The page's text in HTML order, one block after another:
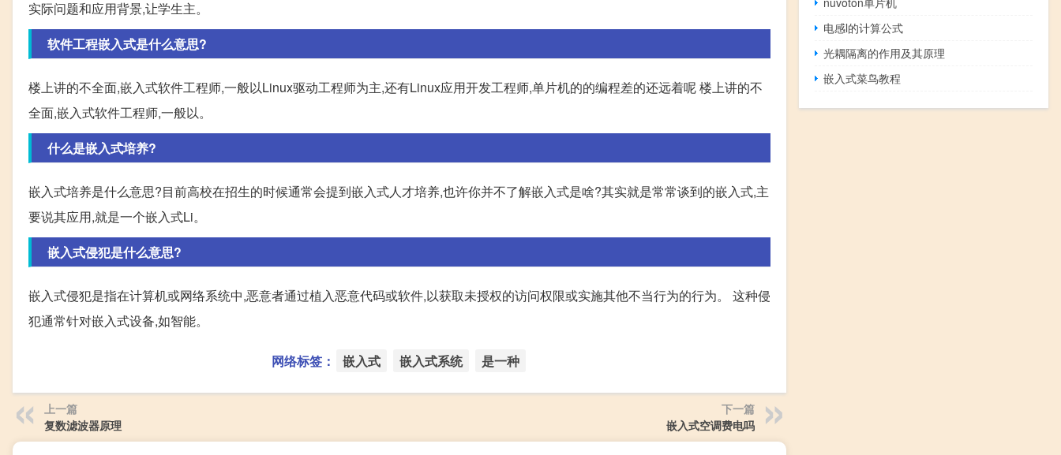
实际问题和应用背景,让学生主。
软件工程嵌入式是什么意思?
楼上讲的不全面,嵌入式软件工程师,一般以Linux驱动工程师为主,还有Linux应用开发工程师,单片机的的编程差的还远着呢 楼上讲的不
全面,嵌入式软件工程师,一般以。
什么是嵌入式培养?
嵌入式培养是什么意思?目前高校在招生的时候通常会提到嵌入式人才培养,也许你并不了解嵌入式是啥?其实就是常常谈到的嵌入式,主
要说其应用,就是一个嵌入式Li。
嵌入式侵犯是什么意思?
嵌入式侵犯是指在计算机或网络系统中,恶意者通过植入恶意代码或软件,以获取未授权的访问权限或实施其他不当行为的行为。 这种侵
犯通常针对嵌入式设备,如智能。
网络标签： 嵌入式 嵌入式系统 是一种
上一篇
复数滤波器原理
下一篇
嵌入式空调费电吗
电感l的计算公式
光耦隔离的作用及其原理
嵌入式菜鸟教程